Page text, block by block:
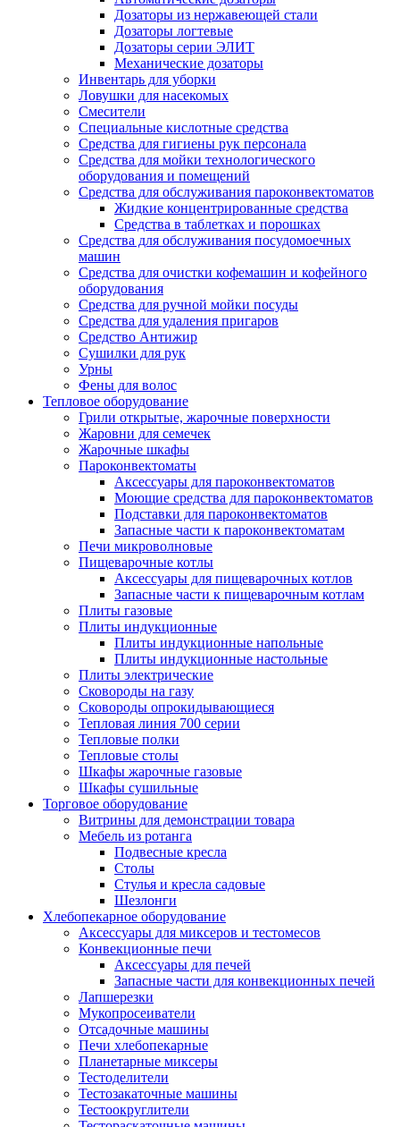
Дозаторы из нержавеющей стали
Дозаторы логтевые
Дозаторы серии ЭЛИТ
Механические дозаторы
Инвентарь для уборки
Ловушки для насекомых
Смесители
Специальные кислотные средства
Средства для гигиены рук персонала
Средства для мойки технологического
оборудования и помещений
Средства для обслуживания пароконвектоматов
Жидкие концентрированные средства
Средства в таблетках и порошках
Средства для обслуживания посудомоечных
машин
Средства для очистки кофемашин и кофейного
оборудования
Средства для ручной мойки посуды
Средства для удаления пригаров
Средство Антижир
Сушилки для рук
Урны
Фены для волос
Тепловое оборудование
Грили открытые, жарочные поверхности
Жаровни для семечек
Жарочные шкафы
Пароконвектоматы
Аксессуары для пароконвектоматов
Моющие средства для пароконвектоматов
Подставки для пароконвектоматов
Запасные части к пароконвектоматам
Печи микроволновые
Пищеварочные котлы
Аксессуары для пищеварочных котлов
Запасные части к пищеварочным котлам
Плиты газовые
Плиты индукционные
Плиты индукционные напольные
Плиты индукционные настольные
Плиты электрические
Сковороды на газу
Сковороды опрокидывающиеся
Тепловая линия 700 серии
Тепловые полки
Тепловые столы
Шкафы жарочные газовые
Шкафы сушильные
Торговое оборудование
Витрины для демонстрации товара
Мебель из ротанга
Подвесные кресла
Столы
Стулья и кресла садовые
Шезлонги
Хлебопекарное оборудование
Аксессуары для миксеров и тестомесов
Конвекционные печи
Аксессуары для печей
Запасные части для конвекционных печей
Лапшерезки
Мукопросеиватели
Отсадочные машины
Печи хлебопекарные
Планетарные миксеры
Тестоделители
Тестозакаточные машины
Тестоокруглители